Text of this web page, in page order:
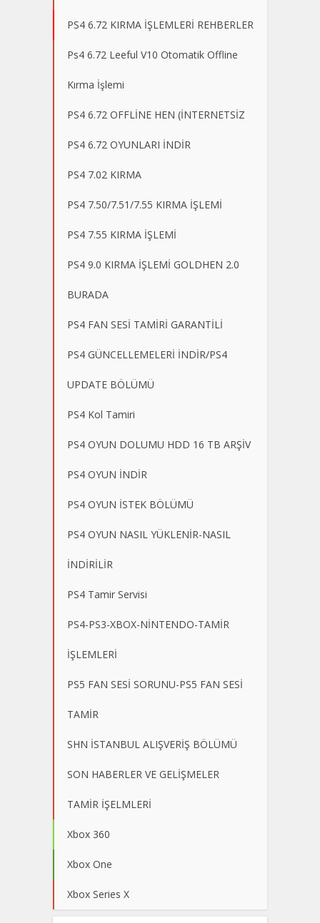
PS4 6.72 KIRMA İŞLEMLERİ REHBERLER
Ps4 6.72 Leeful V10 Otomatik Offline
Kırma İşlemi
PS4 6.72 OFFLİNE HEN (İNTERNETSİZ
PS4 6.72 OYUNLARI İNDİR
PS4 7.02 KIRMA
PS4 7.50/7.51/7.55 KIRMA İŞLEMİ
PS4 7.55 KIRMA İŞLEMİ
PS4 9.0 KIRMA İŞLEMİ GOLDHEN 2.0
BURADA
PS4 FAN SESİ TAMİRİ GARANTİLİ
PS4 GÜNCELLEMELERİ İNDİR/PS4
UPDATE BÖLÜMÜ
PS4 Kol Tamiri
PS4 OYUN DOLUMU HDD 16 TB ARŞİV
PS4 OYUN İNDİR
PS4 OYUN İSTEK BÖLÜMÜ
PS4 OYUN NASIL YÜKLENİR-NASIL
İNDİRİLİR
PS4 Tamir Servisi
PS4-PS3-XBOX-NİNTENDO-TAMİR
İŞLEMLERİ
PS5 FAN SESİ SORUNU-PS5 FAN SESİ
TAMİR
SHN İSTANBUL ALIŞVERİŞ BÖLÜMÜ
SON HABERLER VE GELİŞMELER
TAMİR İŞELMLERİ
Xbox 360
Xbox One
Xbox Series X